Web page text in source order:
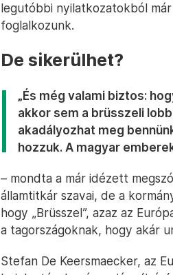
legutóbbi nyilatkozatokból
foglalkozunk.
De sikerülhet?
„És még valami biztos:
akkor sem a brüsszeli
akadályozhat meg
hozzuk. A magyar
– mondta a már idézett
államtitkár szavai, de a
hogy „Brüsszel”, azaz az
a tagországoknak, hogy akár
Stefan De Keersmaecker, az